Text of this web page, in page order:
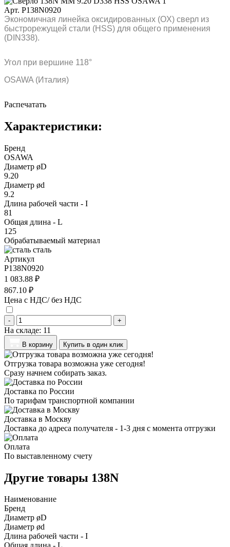
Арт. P138N0920
Экономичная линейка оксидированных (OX) сверл из
быстрорежущей стали (HSS) для общего применения
(DIN338).
Угол при вершине 118°
OSAWA (Италия)
Распечатать
Характеристики:
Бренд
OSAWA
Диаметр øD
9.20
Диаметр ød
9.2
Длина рабочей части - I
81
Общая длина - L
125
Обрабатываемый материал
сталь
Артикул
P138N0920
1 083.88 ₽
867.10 ₽
Цена с НДС/ без НДС
- +
На складе: 11
В корзину Купить в один клик
Отгрузка товара возможна уже сегодня!
Сразу начнем собирать заказ.
Доставка по России
По тарифам транспортной компании
Доставка в Москву
Доставка до адреса получателя - 1-3 дня с момента отгрузки
Оплата
По выставленному счету
Другие товары 138N
Наименование
Бренд
Диаметр øD
Диаметр ød
Длина рабочей части - I